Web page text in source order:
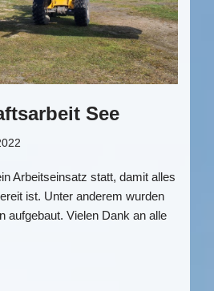
See
Arbeitseinsatz statt, damit alles
ist. Unter anderem wurden
aufgebaut. Vielen Dank an alle